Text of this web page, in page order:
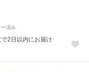
ー済み
2日以内にお届け